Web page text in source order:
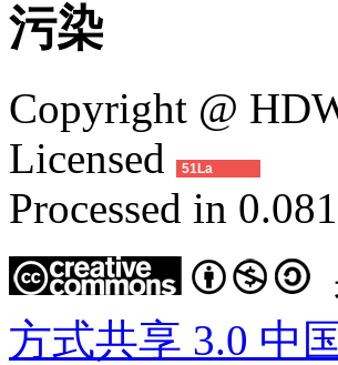
污染
Copyright @
Licensed
51La
Processed in
方式共享 3.0 中